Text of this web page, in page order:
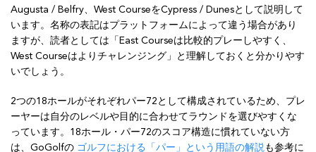
Augusta / Belfry、West CourseをCypress / Dunesとして説明して
います。名称の表記はプラットフォームによって違う場合があり
ますが、読者としては「East Courseは比較的プレーしやすく、
West Courseはよりチャレンジング」と理解しておくと分かりやす
いでしょう。
2つの18ホールがそれぞれパー72として構成されているため、プレ
ーヤーは自分のレベルや目的に合わせてラウンドを選びやすくな
っています。18ホール・パー72のスコア構造に慣れていない方
は、GoGolfの ゴルフにおける「パー」という用語の解説も参考に